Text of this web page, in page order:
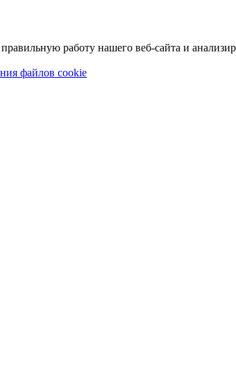
работу нашего веб-сайта и
файлов cookie